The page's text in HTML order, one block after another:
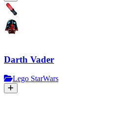
Darth Vader
Lego StarWars